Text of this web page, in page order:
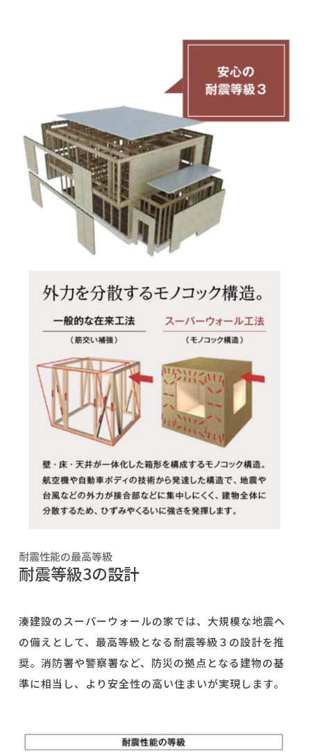
耐震性能の最高等級
耐震等級3の設計
湊建設のスーパーウォールの家では、大規模な地震へ
の備えとして、最高等級となる耐震等級３の設計を推
奨。消防署や警察署など、防災の拠点となる建物の基
準に相当し、より安全性の高い住まいが実現します。